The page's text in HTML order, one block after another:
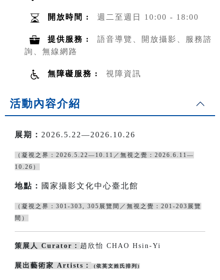
開放時間 : 週二至週日 10:00 - 18:00
提供服務 :
語音導覽、開放攝影、服務諮
詢、無線網路
無障礙服務 : 視障資訊
活動內容介紹
展期： 2026.5.22—2026.10.26
（凝視之界：2026.5.22—10.11／無視之覺：2026.6.11—
10.26）
地點： 國家攝影文化中心臺北館
（凝視之界：301-303, 305展覽間／無視之覺：201-203展覽
間）
策展人 Curator： 趙欣怡 CHAO Hsin-Yi
展出藝術家 Artists： (依英文姓氏排列)